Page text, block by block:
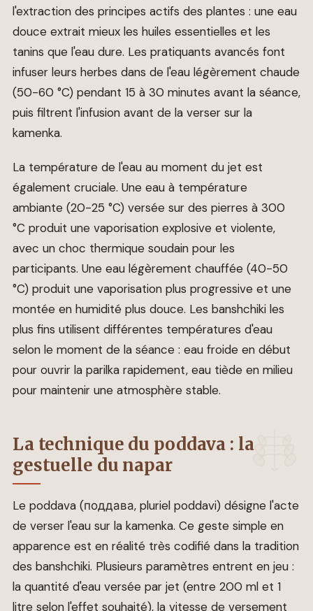
l'extraction des principes actifs des plantes : une eau
douce extrait mieux les huiles essentielles et les
tanins que l'eau dure. Les pratiquants avancés font
infuser leurs herbes dans de l'eau légèrement chaude
(50-60 °C) pendant 15 à 30 minutes avant la séance,
puis filtrent l'infusion avant de la verser sur la
kamenka.
La température de l'eau au moment du jet est
également cruciale. Une eau à température
ambiante (20-25 °C) versée sur des pierres à 300
°C produit une vaporisation explosive et violente,
avec un choc thermique soudain pour les
participants. Une eau légèrement chauffée (40-50
°C) produit une vaporisation plus progressive et une
montée en humidité plus douce. Les banshchiki les
plus fins utilisent différentes températures d'eau
selon le moment de la séance : eau froide en début
pour ouvrir la parilka rapidement, eau tiède en milieu
pour maintenir une atmosphère stable.
La technique du poddava : la
gestuelle du napar
Le poddava (поддава, pluriel poddavi) désigne l'acte
de verser l'eau sur la kamenka. Ce geste simple en
apparence est en réalité très codifié dans la tradition
des banshchiki. Plusieurs paramètres entrent en jeu :
la quantité d'eau versée par jet (entre 200 ml et 1
litre selon l'effet souhaité), la vitesse de versement